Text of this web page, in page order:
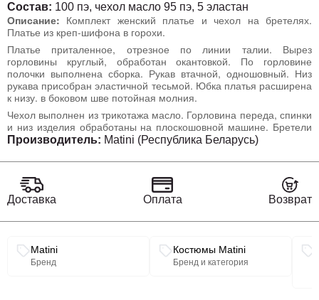
Состав: 100 пэ, чехол масло 95 пэ, 5 эластан
Описание: Комплект женский платье и чехол на бретелях.
Платье из креп-шифона в горохи.
Платье приталенное, отрезное по линии талии. Вырез
горловины круглый, обработан окантовкой. По горловине
полочки выполнена сборка. Рукав втачной, одношовный. Низ
рукава присобран эластичной тесьмой. Юбка платья расширена
к низу. в боковом шве потойная молния.
Чехол выполнен из трикотажа масло. Горловина переда, спинки
и низ изделия обработаны на плоскошовной машине. Бретели
выполнены на окантователе. Длина бретелей регулируется.
Производитель: Matini (Республика Беларусь)
Доставка Оплата Возврат
Связанные разделы каталога
Matini
Бренд
Костюмы Matini
Бренд и категория